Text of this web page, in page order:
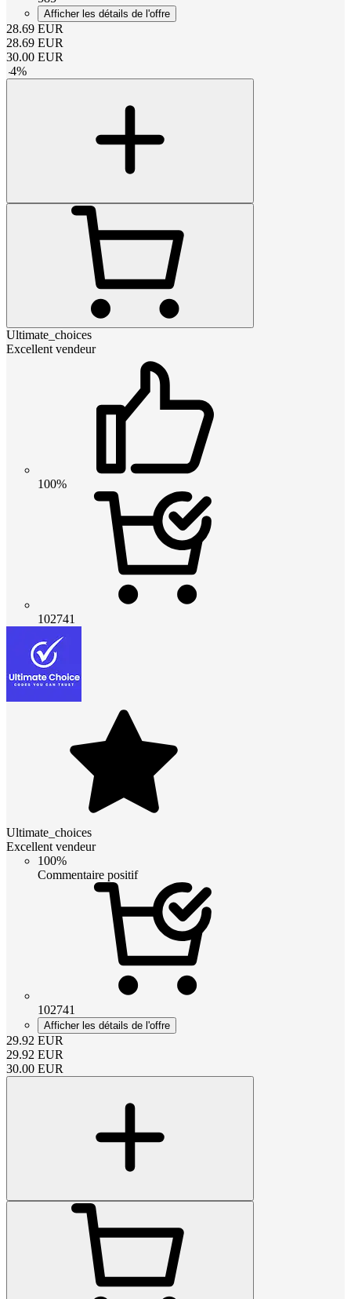
Afficher les détails de l'offre
28.69 EUR
28.69 EUR
30.00 EUR
-4%
Ultimate_choices
Excellent vendeur
100%
102741
Ultimate_choices
Excellent vendeur
100%
Commentaire positif
102741
Afficher les détails de l'offre
29.92 EUR
29.92 EUR
30.00 EUR